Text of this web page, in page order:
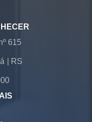
615
RS